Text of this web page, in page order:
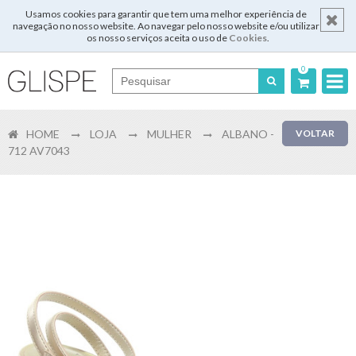
Usamos cookies para garantir que tem uma melhor experiência de
navegação no nosso website. Ao navegar pelo nosso website e/ou utilizar
os nosso serviços aceita o uso de Cookies.
0
English
Registar
VOLTAR
HOME LOJA MULHER
ALBANO -
712 AV7043